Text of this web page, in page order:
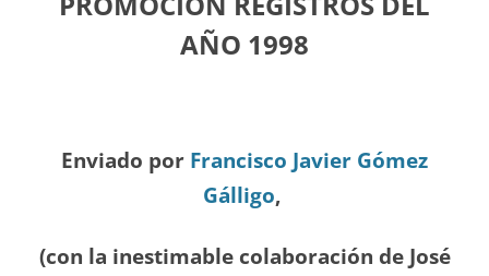
AÑO 1998
Enviado por Francisco Javier Gómez
Gálligo,
(con la inestimable colaboración de José